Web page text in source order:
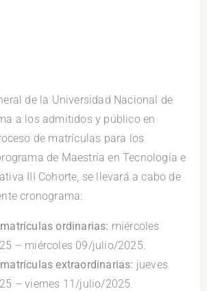
de la Universidad Nacional de
a los admitidos y público en
de matrículas para los
de Maestría en Tecnología e
III Cohorte, se llevará a cabo de
cronograma:
ordinarias: miércoles
– miércoles 09/julio/2025.
extraordinarias: jueves
– viernes 11/julio/2025.